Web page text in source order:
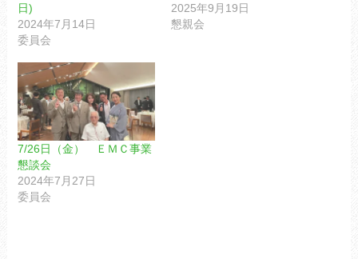
日)
2024年7月14日
委員会
2025年9月19日
懇親会
7/26日（金） ＥＭＣ事業
懇談会
2024年7月27日
委員会